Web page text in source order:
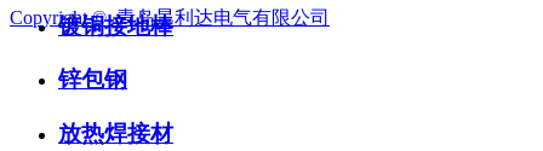
镀铜接地棒
锌包钢
放热焊接材
Copyright © 青岛昊利达电气有限公司